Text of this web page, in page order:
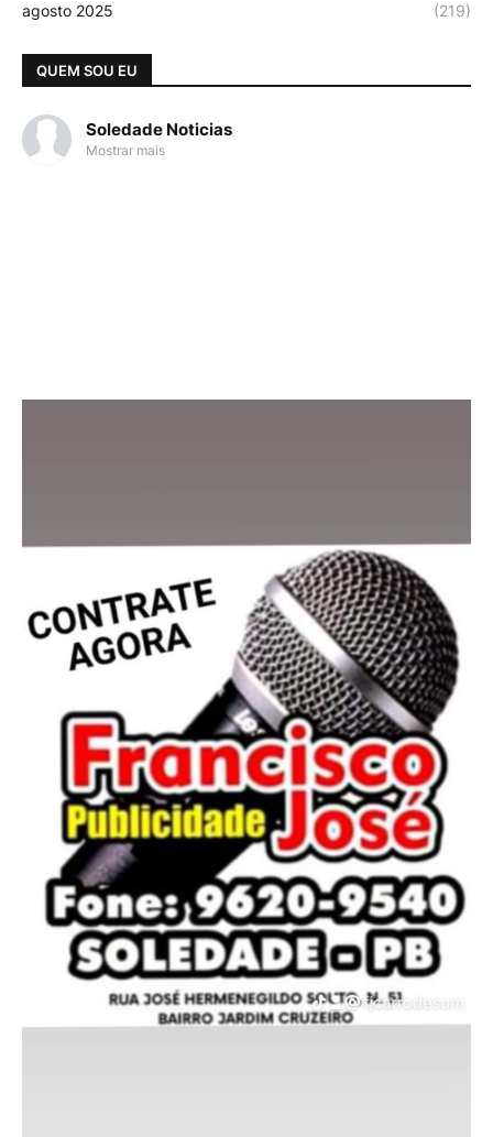
agosto 2025 (219)
QUEM SOU EU
Soledade Noticias
Mostrar mais